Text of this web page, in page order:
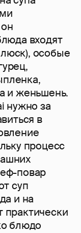
входят
особые
и женьшень.
нужно за
в
процесс
повар
суп
и на
практически
блюдо